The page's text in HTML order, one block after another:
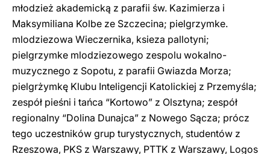
młodzież akademicką z parafii św. Kazimierza i
Maksymiliana Kolbe ze Szczecina; pielgrzymke.
mlodziezowa Wieczernika, ksieza pallotyni;
pielgrzymke mlodziezowego zespolu wokalno-
muzycznego z Sopotu, z parafii Gwiazda Morza;
pielgrżymkę Klubu Inteligencji Katolickiej z Przemyśla;
zespół pieśni i tańca “Kortowo” z Olsztyna; zespół
regionalny “Dolina Dunajca” z Nowego Sącza; prócz
tego uczestników grup turystycznych, studentów z
Rzeszowa, PKS z Warszawy, PTTK z Warszawy, Logos